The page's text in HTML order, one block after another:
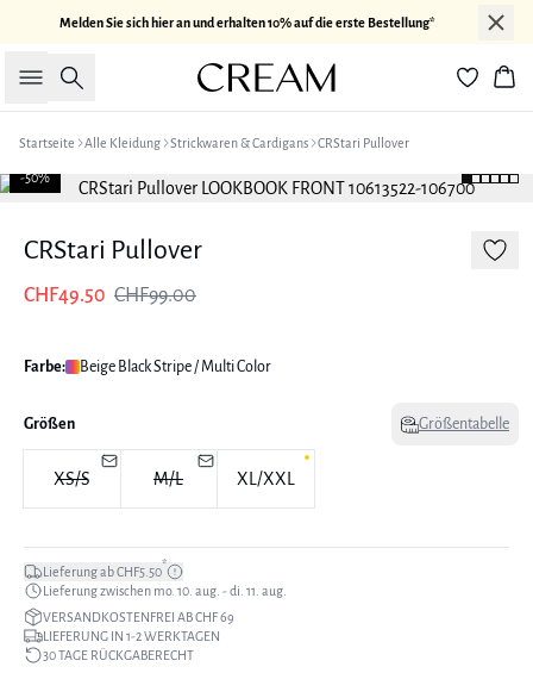
Melden Sie sich hier an und erhalten 10% auf die erste Bestellung*
Suche
Startseite Alle Kleidung Strickwaren & Cardigans CRStari Pullover
-50%
CRStari Pullover
CHF49.50 CHF99.00
Farbe: Beige Black Stripe / Multi Color
Größen Größentabelle
XS/S M/L XL/XXL
Lieferung ab CHF5.50*
Lieferung zwischen mo. 10. aug. - di. 11. aug.
VERSANDKOSTENFREI AB CHF 69
LIEFERUNG IN 1-2 WERKTAGEN
30 TAGE RÜCKGABERECHT